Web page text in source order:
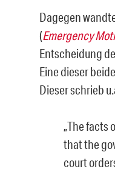
Dagegen
(Emergency
Entscheidung
Eine dieser
Dieser schrieb
„The facts
that the
court